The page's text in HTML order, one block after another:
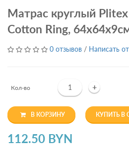
Матрас круглый
Cotton Ring,
0 отзывов / Написать
Кол-во +
В КОРЗИНУ КУПИТЬ В
112.50 BYN